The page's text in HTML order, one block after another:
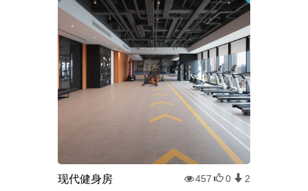
现代健身房 457 0 2